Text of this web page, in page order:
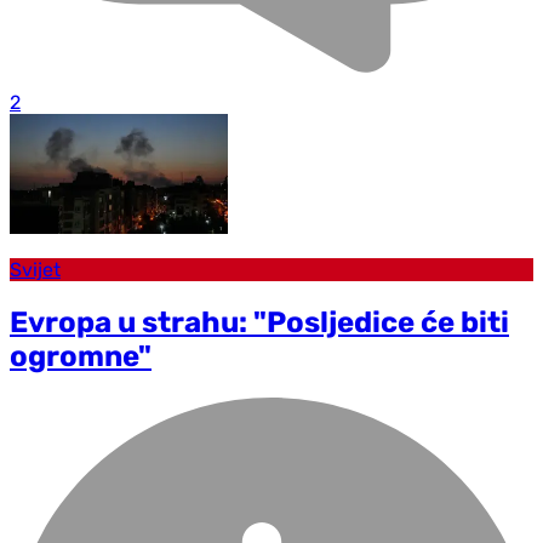
2
Svijet
Evropa u strahu: "Posljedice će biti
ogromne"